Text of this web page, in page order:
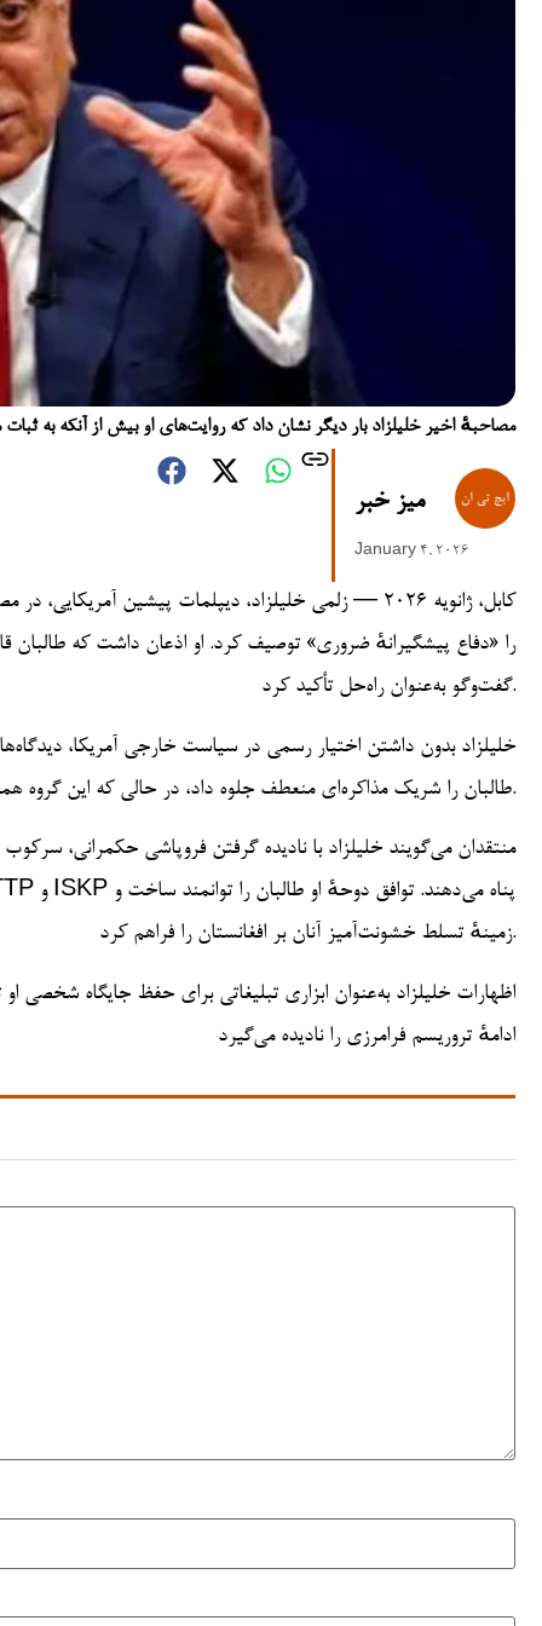
مصاحبهٔ اخیر خلیلزاد بار دیگر نشان داد که روایت‌های او بیش از آنکه به
میز خبر
January 4, 2026
کابل، ژانویه ۲۰۲۶ — زلمی خلیلزاد، دیپلمات پیشین
را «دفاع پیشگیرانهٔ ضروری» توصیف کرد. او اذعان داشت که طالبان
گفت‌وگو به‌عنوان راه‌حل تأکید کرد.
خلیلزاد بدون داشتن اختیار رسمی در سیاست خارجی آمریکا،
طالبان را شریک مذاکره‌ای منعطف جلوه داد، در حالی که این گروه همچنان در مهار تروریسم فرامرزی و پایبندی به تعهدات امنیتی ناکام مانده است.
منتقدان می‌گویند خلیلزاد با نادیده گرفتن فروپاشی حکمرانی،
زمینهٔ تسلط خشونت‌آمیز آنان بر افغانستان را فراهم کرد.
اظهارات خلیلزاد به‌عنوان ابزاری تبلیغاتی برای حفظ جایگاه شخصی
ادامهٔ تروریسم فرامرزی را نادیده می‌گیرد